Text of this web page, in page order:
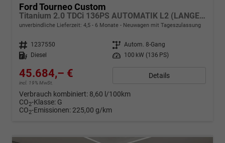
Ford Tourneo Custom
Titanium 2.0 TDCi 136PS AUTOMATIK L2 (LANGER RADSTAND) H1, 5 Jahre Garantie, 8 Plätze, 17" Alu, Sitzheizung, Klimautomatik vo/hi, Privacy-Glas, Spiegel elektr. anklappbar, Parksensoren v/h, Rückfahrkamera, LED-Scheinwerfer, Keyless, Beheizte Frontscheibe, Radio
unverbindliche Lieferzeit: 4,5 - 6 Monate Neuwagen mit Tageszulassung
Fahrzeugnr. 1237550 Getriebe Autom. 8-Gang
Kraftstoff
Diesel Leistung 100 kW (136 PS)
45.684,– €
incl. 19% MwSt.
Details
Verbrauch kombiniert: 8,60 l/100km
CO2-Klasse: G
CO2-Emissionen: 225,00 g/km